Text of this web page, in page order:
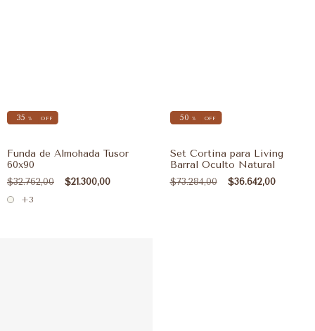
35 % OFF
Funda de Almohada Tusor
60x90
$32.762,00 $21.300,00
+3
50 % OFF
Set Cortina para Living
Barral Oculto Natural
$73.284,00 $36.642,00